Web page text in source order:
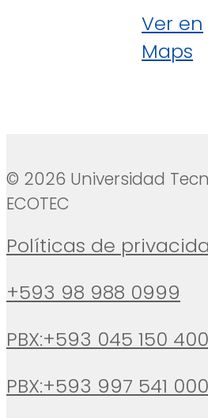
Ver en
Maps
© 2026 Universidad
ECOTEC
Políticas de
+593 98 988 0999
PBX:+593 045 150 400
PBX:+593 997 541 000